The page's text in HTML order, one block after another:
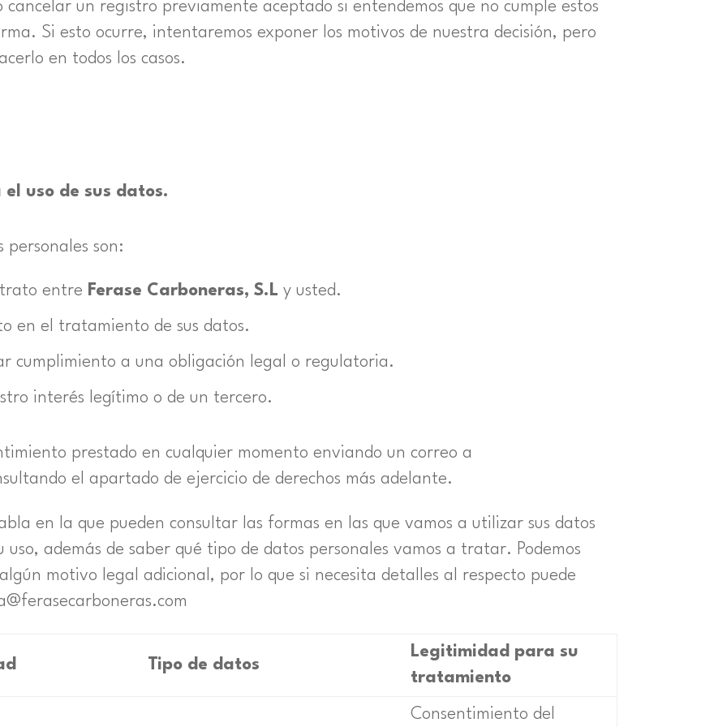
cancelar un registro previamente aceptado si entendemos que no cumple estos
Si esto ocurre, intentaremos exponer los motivos de nuestra decisión, pero
en todos los casos.
uso de sus datos.
personales son:
entre Ferase Carboneras, S.L y usted.
en el tratamiento de sus datos.
cumplimiento a una obligación legal o regulatoria.
interés legítimo o de un tercero.
prestado en cualquier momento enviando un correo a
el apartado de ejercicio de derechos más adelante.
en la que pueden consultar las formas en las que vamos a utilizar sus datos
además de saber qué tipo de datos personales vamos a tratar. Podemos
motivo legal adicional, por lo que si necesita detalles al respecto puede
Tipo de datos
Legitimidad para su
tratamiento
Consentimiento del